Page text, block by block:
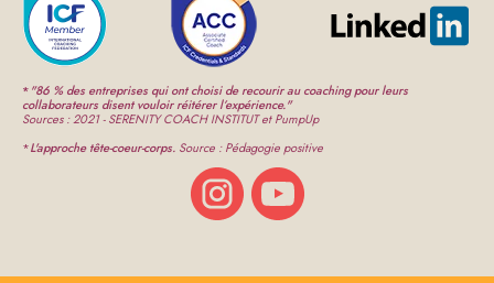
*"86 % des entreprises qui ont choisi de recourir au coaching pour leurs
collaborateurs disent vouloir réitérer l’expérience."
Sources : 2021 - SERENITY COACH INSTITUT et PumpUp
*L'approche tête-coeur-corps. Source : Pédagogie positive